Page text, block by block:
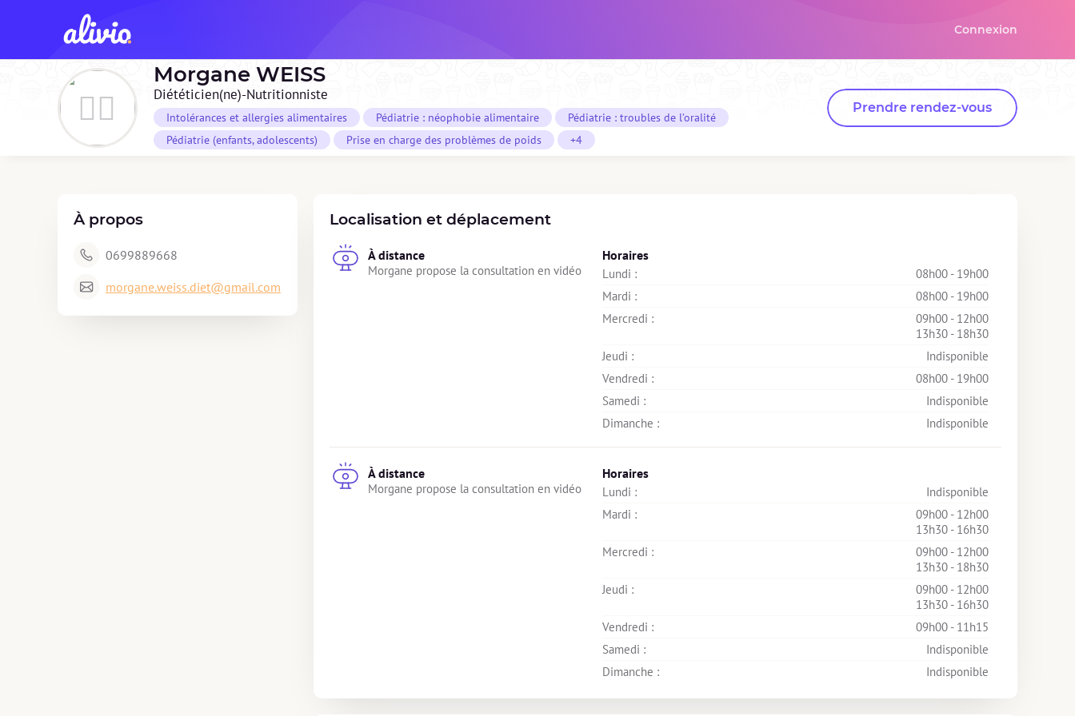
Connexion
Morgane WEISS
Diététicien(ne)-Nutritionniste
Intolérances et allergies alimentaires Pédiatrie : néophobie alimentaire
Pédiatrie : troubles de l’oralité
Pédiatrie (enfants, adolescents)
Prise en charge des problèmes de poids +4
Prendre rendez-vous
À propos
0699889668
morgane.weiss.diet@gmail.com
Localisation et déplacement
À distance
Morgane propose la consultation en vidéo
Horaires
Lundi :
08h00 - 19h00
Mardi :
08h00 - 19h00
Mercredi :
09h00 - 12h00
13h30 - 18h30
Jeudi :
Indisponible
Vendredi :
08h00 - 19h00
Samedi :
Indisponible
Dimanche :
Indisponible
À distance
Morgane propose la consultation en vidéo
Horaires
Lundi :
Indisponible
Mardi :
09h00 - 12h00
13h30 - 16h30
Mercredi :
09h00 - 12h00
13h30 - 18h30
Jeudi :
09h00 - 12h00
13h30 - 16h30
Vendredi :
09h00 - 11h15
Samedi :
Indisponible
Dimanche :
Indisponible